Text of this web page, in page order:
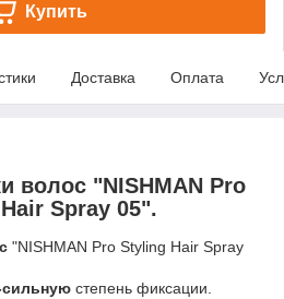
Купить
Доставка Оплата
волос "NISHMAN Pro
Spray 05".
"NISHMAN Pro Styling Hair Spray
сильную степень фиксации.